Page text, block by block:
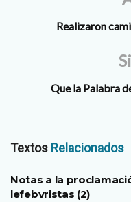
Realizaron
Que la Palabra
Textos Relacionados
Notas a la
lefebvristas (2)